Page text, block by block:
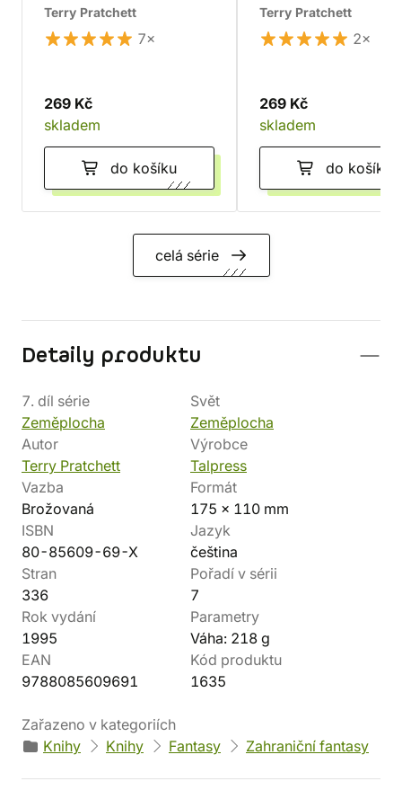
Terry Pratchett
7×
269 Kč
skladem
do košíku
Terry Pratchett
2×
269 Kč
skladem
do košíku
celá série
Detaily produktu
7. díl série
Zeměplocha
Svět
Zeměplocha
Autor
Terry Pratchett
Výrobce
Talpress
Vazba
Brožovaná
Formát
175 x 110 mm
ISBN
80-85609-69-X
Jazyk
čeština
Stran
336
Pořadí v sérii
7
Rok vydání
1995
Parametry
Váha: 218 g
EAN
9788085609691
Kód produktu
1635
Zařazeno v kategoriích
Knihy
Knihy Fantasy Zahraniční fantasy